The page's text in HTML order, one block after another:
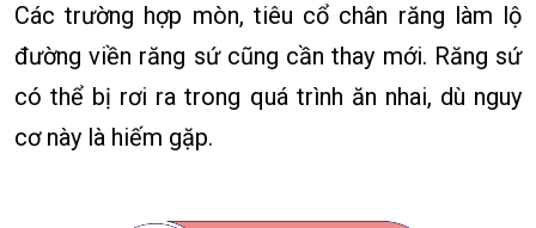
Các trường hợp mòn, tiêu cổ chân răng làm lộ
đường viền răng sứ cũng cần thay mới. Răng sứ
có thể bị rơi ra trong quá trình ăn nhai, dù nguy
cơ này là hiếm gặp.